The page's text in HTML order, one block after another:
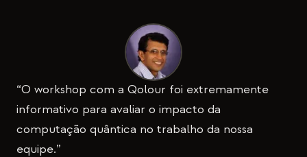
Segurança quântica
“O workshop com a Qolour foi extremamente
informativo para avaliar o impacto da
computação quântica no trabalho da nossa
equipe.”